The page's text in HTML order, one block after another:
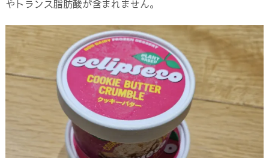
やトランス脂肪酸が含まれません。